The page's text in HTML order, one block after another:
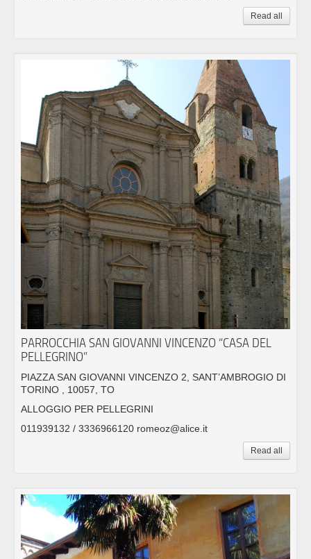
Read all
PARROCCHIA SAN GIOVANNI VINCENZO “CASA DEL
PELLEGRINO”
PIAZZA SAN GIOVANNI VINCENZO 2, SANT’AMBROGIO DI
TORINO , 10057, TO
ALLOGGIO PER PELLEGRINI
011939132 / 3336966120 romeoz@alice.it
Read all